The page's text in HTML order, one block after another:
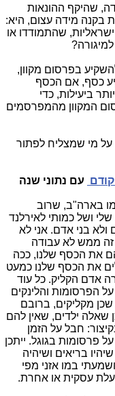
שהיקף ההונאות
בקנה מידה עצום, היא:
שהתמודדו או
בפרסום מקוון,
כסף, אם הכסף
ביעילות, כדי
המקוון מהמפרסמים
על מי שמצליח לפתור
עם נתוני שנה
בארה"ב, שרוב
ושל כמותי לאירלנד
ולא בני אדם. אני לא
זה ממש לא עבודה
את הכסף שלנו, ככה
את הכסף שלנו כמעט
אדם הקליק. כל עוד
על הפרסומות והלינקים
מקליקים, ברובם
שאלה ילדים, שאין להם
חבל על הזמן
פרסומות בגוגל. ייתכן
בריאים ושיהיה
במו אזני מפי
עסקית או אחרת.